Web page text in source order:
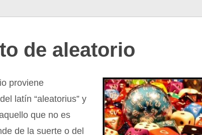
de aleatorio
proviene
latín “aleatorius” y
que no es
de la suerte o del